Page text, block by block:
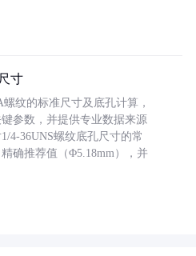
寸
纹的标准尺寸及底孔计算，
参数，并提供专业数据来源
4-36UNS螺纹底孔尺寸的常
确推荐值（Φ5.18mm），并